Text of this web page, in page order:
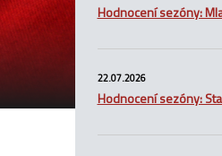
Hodnocení sezóny:
22.07.2026
Hodnocení sezóny: